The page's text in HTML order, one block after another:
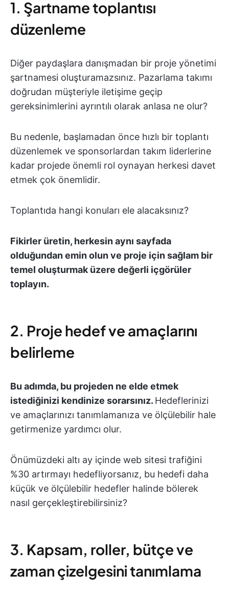
1. Şartname toplantısı
düzenleme
Diğer paydaşlara danışmadan bir proje yönetimi
şartnamesi oluşturamazsınız. Pazarlama takımı
doğrudan müşteriyle iletişime geçip
gereksinimlerini ayrıntılı olarak anlasa ne olur?
Bu nedenle, başlamadan önce hızlı bir toplantı
düzenlemek ve sponsorlardan takım liderlerine
kadar projede önemli rol oynayan herkesi davet
etmek çok önemlidir.
Toplantıda hangi konuları ele alacaksınız?
Fikirler üretin, herkesin aynı sayfada
olduğundan emin olun ve proje için sağlam bir
temel oluşturmak üzere değerli içgörüler
toplayın.
2. Proje hedef ve amaçlarını
belirleme
Bu adımda, bu projeden ne elde etmek
istediğinizi kendinize sorarsınız. Hedeflerinizi
ve amaçlarınızı tanımlamanıza ve ölçülebilir hale
getirmenize yardımcı olur.
Önümüzdeki altı ay içinde web sitesi trafiğini
%30 artırmayı hedefliyorsanız, bu hedefi daha
küçük ve ölçülebilir hedefler halinde bölerek
nasıl gerçekleştirebilirsiniz?
3. Kapsam, roller, bütçe ve
zaman çizelgesini tanımlama